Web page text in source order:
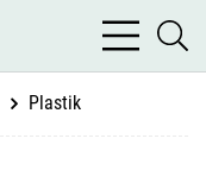
bars
light
Plastik